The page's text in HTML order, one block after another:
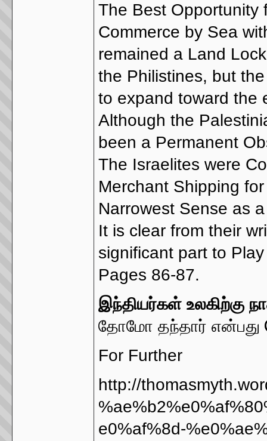
The Best Opportunity
Commerce by Sea
remained a Land
the Philistines, but
to expand toward the
Although the
been a Permanent
The Israelites were
Merchant Shipping
Narrowest Sense as
It is clear from their
significant part to
Pages 86-87.
இந்தியர்கள் உலகிற்கு
தோமோ தந்தார் என்பது
For Further
http://
e0%af%8d-